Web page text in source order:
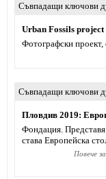
Съвпадащи ключови
Urban Fossils project
Фотографски
Съвпадащи ключови
Пловдив 2019:
Фондация.
става Европейска
Повече